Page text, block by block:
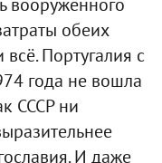
обеих
Португалия с
года не вошла
СССР ни
И даже